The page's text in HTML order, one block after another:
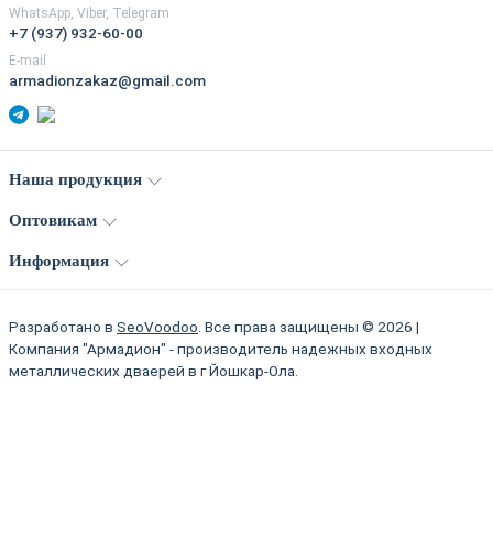
WhatsApp, Viber, Telegram
+7 (937) 932-60-00
E-mail
armadionzakaz@gmail.com
Наша продукция
Оптовикам
Информация
Разработано в SeoVoodoo . Все права защищены © 2026 |
Компания "Армадион" - производитель надежных входных
металлических дваерей в г Йошкар-Ола.